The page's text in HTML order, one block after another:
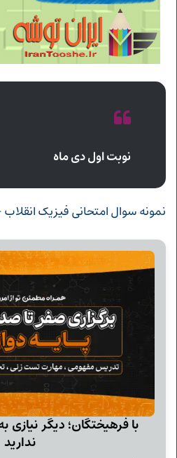
نوبت اول دی ماه
نمونه سوال امتحانی فیزیک
با فرهیختگان؛ دیگر نیازی
ندارید